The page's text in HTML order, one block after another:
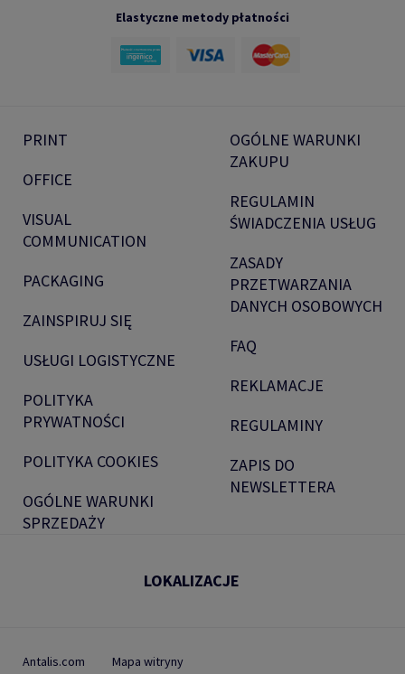
Elastyczne metody płatności
PRINT
OFFICE
VISUAL
COMMUNICATION
PACKAGING
ZAINSPIRUJ SIĘ
USŁUGI LOGISTYCZNE
POLITYKA
PRYWATNOŚCI
POLITYKA COOKIES
OGÓLNE WARUNKI
SPRZEDAŻY
OGÓLNE WARUNKI
ZAKUPU
REGULAMIN
ŚWIADCZENIA USŁUG
ZASADY
PRZETWARZANIA
DANYCH OSOBOWYCH
FAQ
REKLAMACJE
REGULAMINY
ZAPIS DO
NEWSLETTERA
LOKALIZACJE
Antalis.com Mapa witryny